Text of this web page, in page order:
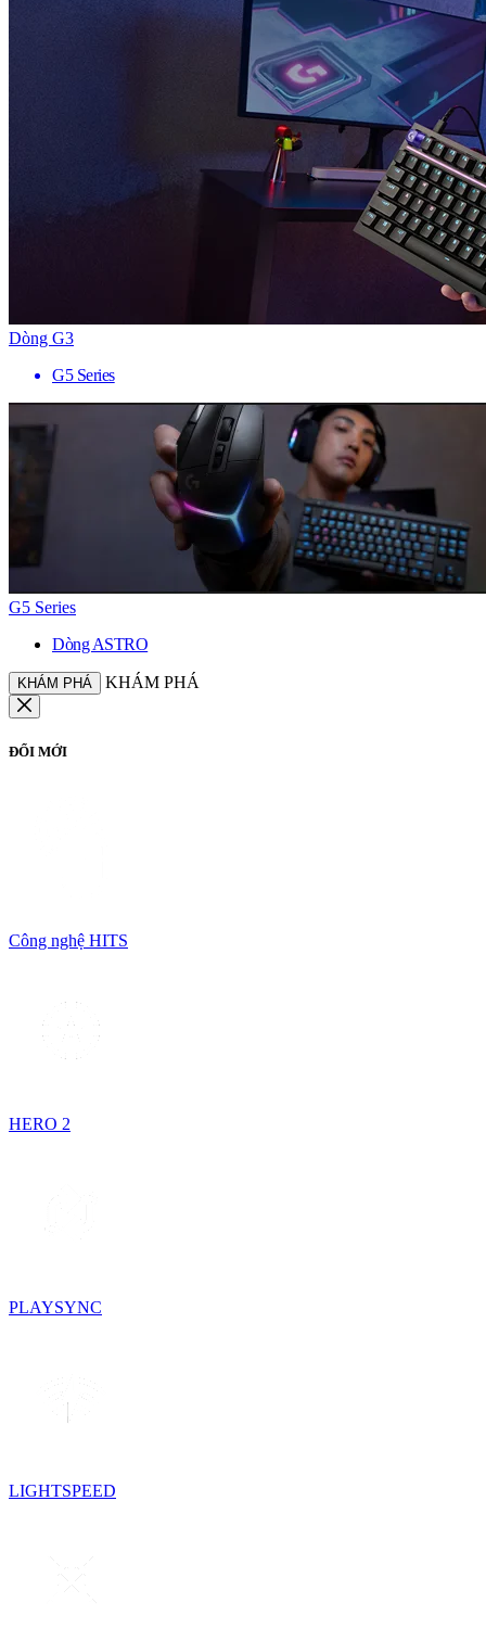
Dòng G3
G5 Series
G5 Series
Dòng ASTRO
KHÁM PHÁ KHÁM PHÁ
ĐỔI MỚI
Công nghệ HITS
HERO 2
PLAYSYNC
LIGHTSPEED